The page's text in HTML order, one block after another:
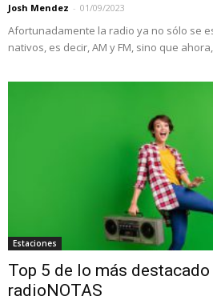
Josh Mendez - 01/09/2023
Afortunadamente la radio ya no sólo se
nativos, es decir, AM y FM, sino que
Estaciones
Top 5 de lo más
radioNOTAS